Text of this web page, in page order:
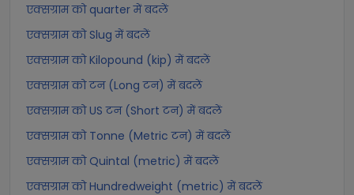
एक्सग्राम को quarter में बदलें
एक्सग्राम को Slug में बदलें
एक्सग्राम को Kilopound (kip) में बदलें
एक्सग्राम को टन (Long टन) में बदलें
एक्सग्राम को US टन (Short टन) में बदलें
एक्सग्राम को Tonne (Metric टन) में बदलें
एक्सग्राम को Quintal (metric) में बदलें
एक्सग्राम को Hundredweight (metric) में बदलें